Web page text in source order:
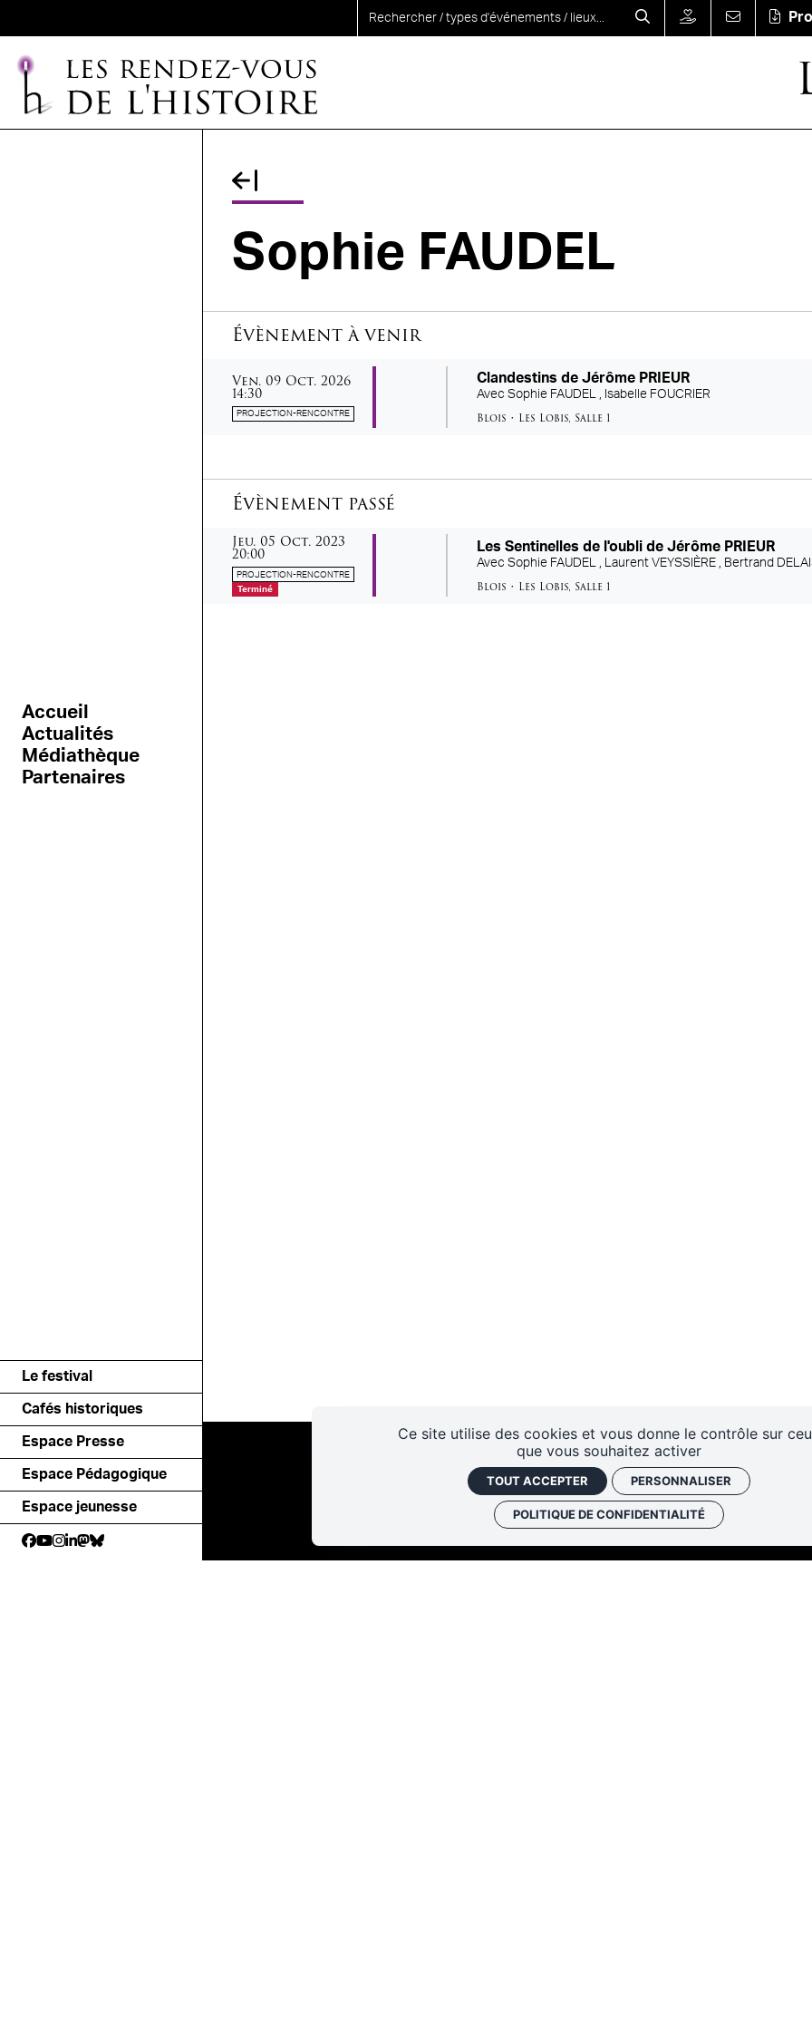
Ce site utilise des cookies et vous donne le contrôle sur
que vous souhaitez activer
TOUT ACCEPTER PERSONNALISER
POLITIQUE DE CONFIDENTIALITÉ
Accueil
Actualités
Médiathèque
Partenaires
Le festival
Cafés historiques
Espace Presse
Espace Pédagogique
Espace jeunesse
Fil d'Ariane
Sophie FAUDEL
Évènement à venir
vendredi
Ven. 09 octobre
Oct. 2026
14:30
PROJECTION-RENCONTRE
Clandestins de Jérôme PRIEUR
AvecSophie FAUDEL , Isabelle FOUCRIER
Blois • Les Lobis, Salle 1
Évènement passé
jeudi
Jeu. 05 octobre
Oct. 2023
20:00
PROJECTION-RENCONTRE
Terminé
Les Sentinelles de l'oubli de Jérôme PRIEUR
AvecSophie FAUDEL , Laurent VEYSSIÈRE , Bertrand
Blois • Les Lobis, Salle 1
Les cafés Faire un don